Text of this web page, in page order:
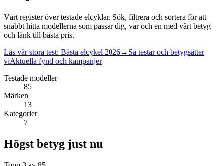
Vårt register över testade elcyklar. Sök, filtrera och sortera för att
snabbt hitta modellerna som passar dig, var och en med vårt betyg
och länk till bästa pris.
Läs vår stora test: Bästa elcykel 2026→ Så testar och betygsätter
viAktuella fynd och kampanjer
Testade modeller
85
Märken
13
Kategorier
7
Högst betyg just nu